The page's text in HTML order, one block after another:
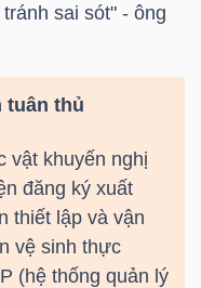
sai sót" - ông
tuân thủ
vật khuyến nghị
đăng ký xuất
thiết lập và vận
vệ sinh thực
(hệ thống quản lý